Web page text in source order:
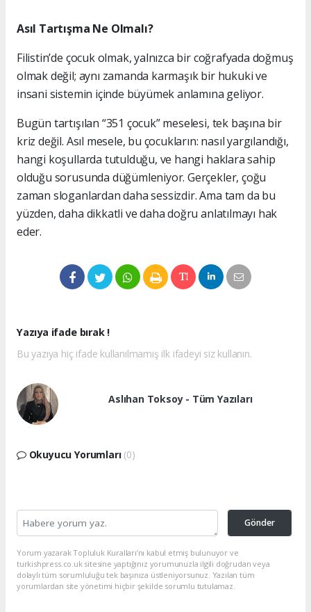
Asıl Tartışma Ne Olmalı?
Filistin’de çocuk olmak, yalnızca bir coğrafyada doğmuş
olmak değil; aynı zamanda karmaşık bir hukuki ve
insani sistemin içinde büyümek anlamına geliyor.
Bugün tartışılan “351 çocuk” meselesi, tek başına bir
kriz değil. Asıl mesele, bu çocukların: nasıl yargılandığı,
hangi koşullarda tutulduğu, ve hangi haklara sahip
olduğu sorusunda düğümleniyor. Gerçekler, çoğu
zaman sloganlardan daha sessizdir. Ama tam da bu
yüzden, daha dikkatli ve daha doğru anlatılmayı hak
eder.
Yazıya ifade bırak !
Bu yazıya hiç ifade kullanılmamış ilk ifadeyi siz kullanın.
Aslıhan Toksoy - Tüm Yazıları
Okuyucu Yorumları (0)
Gönder
Yorum yazarak Topluluk Kuralları’nı kabul etmiş bulunuyor ve
turkishpress.co.uk sitesine yaptığınız yorumunuzla ilgili doğrudan veya
dolaylı tüm sorumluluğu tek başınıza üstleniyorsunuz. Yazılan tüm
yorumlardan site yönetimi hiçbir şekilde sorumlu tutulamaz.